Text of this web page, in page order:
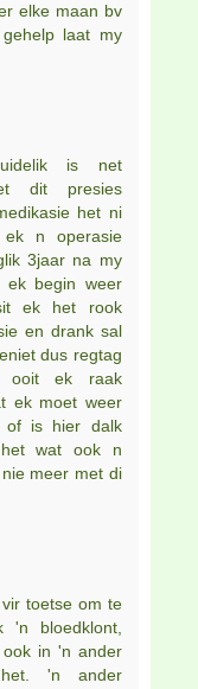
elke maan bv
laat my
is net
dit presies
het ni
n operasie
3jaar na my
ek begin weer
ek het rook
en drank sal
dus regtag
ooit ek raak
ek moet weer
of is hier dalk
wat ook n
meer met di
toetse om te
bloedklont,
in 'n ander
'n ander